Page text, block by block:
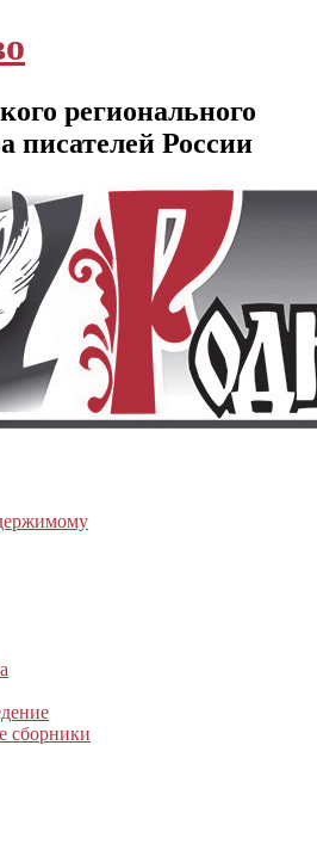
регионального
писателей России
сборники